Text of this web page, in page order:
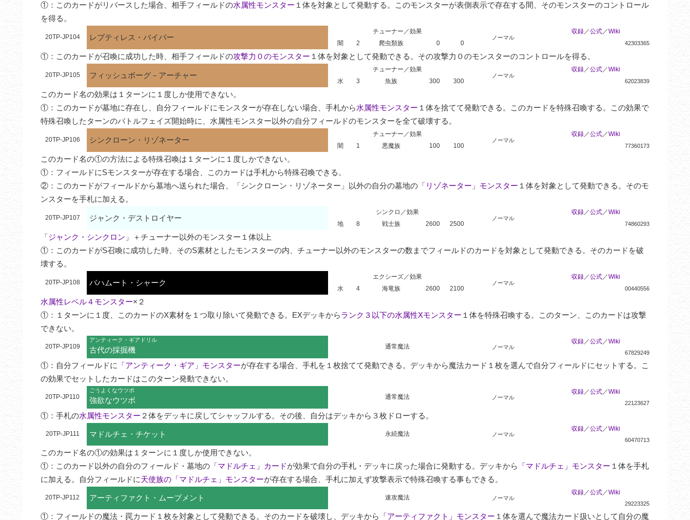
①：このカードがリバースした場合、相手フィールドの水属性モンスター １体を対象として発動する。このモンスターが表側表示で存在する間、そのモンスターのコントロール
を得る。
20TP-JP104 レプティレス・バイパー
チューナー／効果
ノーマル
収録／公式／Wiki
闇
2 爬虫類族 0 0 42303365
①：このカードが召喚に成功した時、相手フィールドの攻撃力０のモンスター １体を対象として発動できる。その攻撃力０のモンスターのコントロールを得る。
20TP-JP105 フィッシュボーグ－アーチャー
チューナー／効果
ノーマル
収録／公式／Wiki
水
3 魚族 300 300 62023839
このカード名の効果は１ターンに１度しか使用できない。
①：このカードが墓地に存在し、自分フィールドにモンスターが存在しない場合、手札から水属性モンスター １体を捨てて発動できる。このカードを特殊召喚する。この効果で
特殊召喚したターンのバトルフェイズ開始時に、水属性モンスター以外の自分フィールドのモンスターを全て破壊する。
20TP-JP106 シンクローン・リゾネーター
チューナー／効果
ノーマル
収録／公式／Wiki
闇
1 悪魔族 100 100 77360173
このカード名の①の方法による特殊召喚は１ターンに１度しかできない。
①：フィールドにSモンスターが存在する場合、このカードは手札から特殊召喚できる。
②：このカードがフィールドから墓地へ送られた場合、「シンクローン・リゾネーター」以外の自分の墓地の 「リゾネーター」モンスター １体を対象として発動できる。そのモ
ンスターを手札に加える。
20TP-JP107 ジャンク・デストロイヤー
シンクロ／効果
ノーマル
収録／公式／Wiki
地
8 戦士族 2600 2500 74860293
「 ジャンク・シンクロン 」＋チューナー以外のモンスター１体以上
①：このカードがS召喚に成功した時、そのS素材としたモンスターの内、チューナー以外のモンスターの数までフィールドのカードを対象として発動できる。そのカードを破
壊する。
20TP-JP108 バハムート・シャーク
エクシーズ／効果
ノーマル
収録／公式／Wiki
水
4 海竜族 2600 2100 00440556
水属性レベル４モンスター×２
①：１ターンに１度、このカードのX素材を１つ取り除いて発動できる。EXデッキからランク３以下の水属性Xモンスター １体を特殊召喚する。このターン、このカードは攻撃
できない。
20TP-JP109
アンティーク・ギアドリル
古代の採掘機 通常魔法 ノーマル
収録／公式／Wiki
67829249
①：自分フィールドに 「アンティーク・ギア」モンスターが存在する場合、手札を１枚捨てて発動できる。デッキから魔法カード１枚を選んで自分フィールドにセットする。こ
の効果でセットしたカードはこのターン発動できない。
20TP-JP110
ごうよくなウツボ
強欲なウツボ 通常魔法 ノーマル
収録／公式／Wiki
22123627
①：手札の水属性モンスター ２体をデッキに戻してシャッフルする。その後、自分はデッキから３枚ドローする。
20TP-JP111 マドルチェ・チケット 永続魔法 ノーマル
収録／公式／Wiki
60470713
このカード名の①の効果は１ターンに１度しか使用できない。
①：このカード以外の自分のフィールド・墓地の 「マドルチェ」カードが効果で自分の手札・デッキに戻った場合に発動する。デッキから 「マドルチェ」モンスター １体を手札
に加える。自分フィールドに天使族の「マドルチェ」モンスターが存在する場合、手札に加えず攻撃表示で特殊召喚する事もできる。
20TP-JP112 アーティファクト・ムーブメント 速攻魔法 ノーマル
収録／公式／Wiki
29223325
①：フィールドの魔法・罠カード１枚を対象として発動できる。そのカードを破壊し、デッキから 「アーティファクト」モンスター １体を選んで魔法カード扱いとして自分の魔